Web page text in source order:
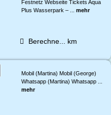
Festnetz Webseite Tickets Aqua
Plus Wasserpark – ... mehr
Berechne... km
Mobil (Martina) Mobil (George)
Whatsapp (Martina) Whatsapp ...
mehr